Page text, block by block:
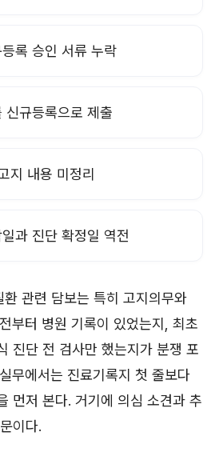
록 승인 서류 누락
신규등록으로 제출
지 내용 미정리
과 진단 확정일 역전
관련 담보는 특히 고지의무와
부터 병원 기록이 있었는지, 최초
진단 전 검사만 했는지가 분쟁 포
무에서는 진료기록지 첫 줄보다
먼저 본다. 거기에 의심 소견과 추
이다.